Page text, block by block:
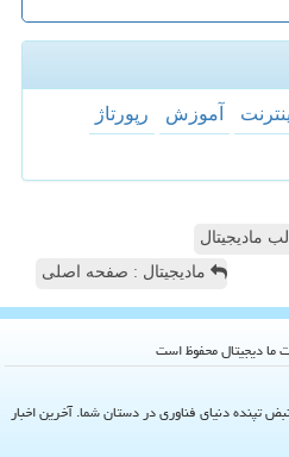
اینترنت آموزش
رپورتاژ
مادیجیتال
مادیجیتال : صفحه اصلی
تپنده دنیای فناوری در دستان شما. آخرین اخبار